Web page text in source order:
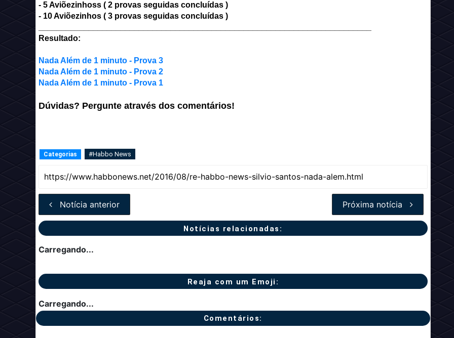
- 5Aviõezinhoss ( 2 provas seguidas concluídas )
- 10Aviõezinhos ( 3 provas seguidas concluídas )
Resultado:
Nada Além de 1 minuto - Prova 3
Nada Além de 1 minuto - Prova 2
Nada Além de 1 minuto - Prova 1
Dúvidas? Pergunte através dos comentários!
Categorias #Habbo News
Notícia anterior Próxima notícia
Notícias relacionadas:
Carregando...
Reaja com um Emoji:
Carregando...
Comentários: